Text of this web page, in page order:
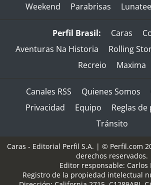
Weekend
Parabrisas
Perfil Brasil: Caras
Aventuras Na Historia
Rolling
Recreio
Maxima
Canales RSS Quienes Somos
Privacidad
Equipo
Reglas
Tránsito
Caras - Editorial Perfil S.A. | © Perfil.com
derechos reservados.
Editor responsable: Carlos
Registro de la propiedad intelectual